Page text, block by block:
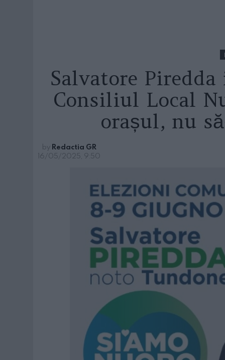
Salvatore
Consiliul Local
orașul, nu
by Redactia GR
16/05/2025, 9:50